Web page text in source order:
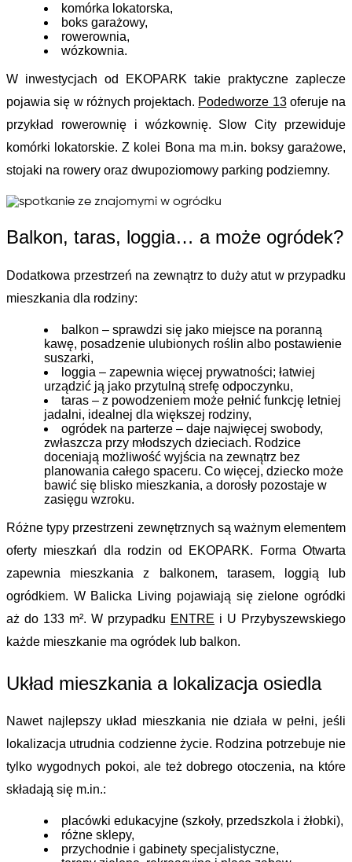
komórka lokatorska,
boks garażowy,
rowerownia,
wózkownia.
W inwestycjach od EKOPARK takie praktyczne zaplecze
pojawia się w różnych projektach. Podedworze 13 oferuje na
przykład rowerownię i wózkownię. Slow City przewiduje
komórki lokatorskie. Z kolei Bona ma m.in. boksy garażowe,
stojaki na rowery oraz dwupoziomowy parking podziemny.
Balkon, taras, loggia… a może ogródek?
Dodatkowa przestrzeń na zewnątrz to duży atut w przypadku
mieszkania dla rodziny:
balkon – sprawdzi się jako miejsce na poranną
kawę, posadzenie ulubionych roślin albo postawienie
suszarki,
loggia – zapewnia więcej prywatności; łatwiej
urządzić ją jako przytulną strefę odpoczynku,
taras – z powodzeniem może pełnić funkcję letniej
jadalni, idealnej dla większej rodziny,
ogródek na parterze – daje najwięcej swobody,
zwłaszcza przy młodszych dzieciach. Rodzice
doceniają możliwość wyjścia na zewnątrz bez
planowania całego spaceru. Co więcej, dziecko może
bawić się blisko mieszkania, a dorosły pozostaje w
zasięgu wzroku.
Różne typy przestrzeni zewnętrznych są ważnym elementem
oferty mieszkań dla rodzin od EKOPARK. Forma Otwarta
zapewnia mieszkania z balkonem, tarasem, loggią lub
ogródkiem. W Balicka Living pojawiają się zielone ogródki
aż do 133 m². W przypadku ENTRE i U Przybyszewskiego
każde mieszkanie ma ogródek lub balkon.
Układ mieszkania a lokalizacja osiedla
Nawet najlepszy układ mieszkania nie działa w pełni, jeśli
lokalizacja utrudnia codzienne życie. Rodzina potrzebuje nie
tylko wygodnych pokoi, ale też dobrego otoczenia, na które
składają się m.in.:
placówki edukacyjne (szkoły, przedszkola i żłobki),
różne sklepy,
przychodnie i gabinety specjalistyczne,